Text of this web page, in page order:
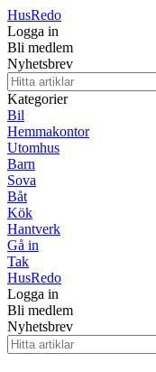
HusRedo
Logga in
Bli medlem
Nyhetsbrev
Kategorier
Bil
Hemmakontor
Utomhus
Barn
Sova
Båt
Kök
Hantverk
Gå in
Tak
HusRedo
Logga in
Bli medlem
Nyhetsbrev